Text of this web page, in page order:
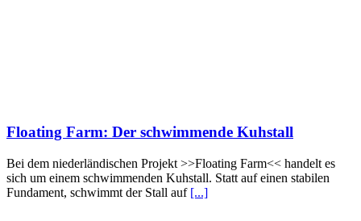
Floating Farm: Der schwimmende Kuhstall
Bei dem niederländischen Projekt >>Floating Farm<< handelt es
sich um einem schwimmenden Kuhstall. Statt auf einen stabilen
Fundament, schwimmt der Stall auf [...]